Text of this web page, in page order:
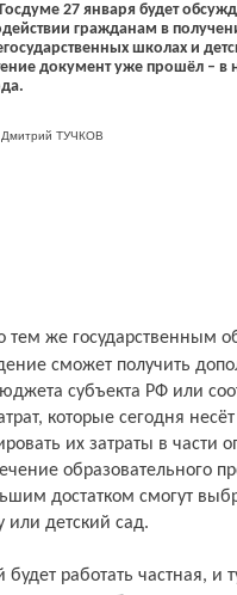
27 января будет
гражданам в
школах и
документ уже прошёл – в
Дмитрий ТУЧКОВ
сможет получить
субъекта РФ или
которые сегодня
их затраты в части
образовательного
достатком смогут
или детский сад.